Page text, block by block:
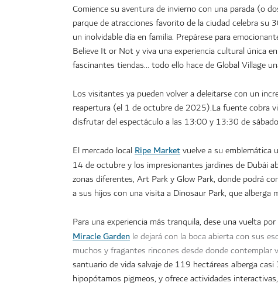
Comience su aventura de invierno con una parada (o
parque de atracciones favorito de la ciudad celebra su
un inolvidable día en familia. Prepárese para
Believe It or Not y viva una experiencia cultural única
fascinantes tiendas… todo ello hace de Global Village
Los visitantes ya pueden volver a deleitarse con un
reapertura (el 1 de octubre de 2025).La fuente cobra
disfrutar del espectáculo a las 13:00 y 13:30 de
El mercado localRipe Marketvuelve a su emblemática
14 de octubre y los impresionantes jardines de Dubái
zonas diferentes, Art Park y Glow Park, donde podrá
a sus hijos con una visita a Dinosaur Park, que
Para una experiencia más tranquila, dese una vuelta
Miracle Garden le dejará con la boca abierta con sus
muchos y fragantes rincones desde donde contemplar
santuario de vida salvaje de 119 hectáreas alberga
hipopótamos pigmeos, y ofrece actividades